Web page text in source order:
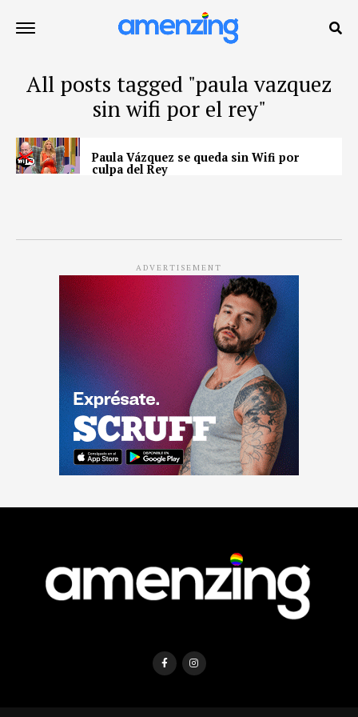
All posts tagged "paula vazquez
sin wifi por el rey"
Paula Vázquez se queda sin Wifi por
culpa del Rey
ADVERTISEMENT